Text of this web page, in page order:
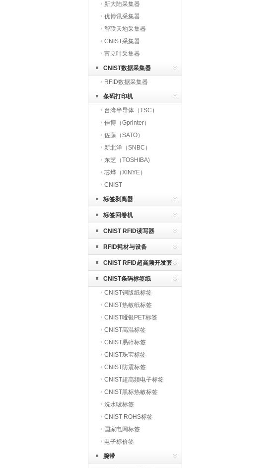
新大陆采集器
优博讯采集器
智联天地采集器
CNIST采集器
富立叶采集器
CNIST数据采集器
RFID数据采集器
条码打印机
台湾半导体（TSC）
佳博（Gprinter）
佐藤（SATO）
新北洋（SNBC）
东芝（TOSHIBA)
芯烨（XINYE）
CNIST
标签剥离器
标签回卷机
CNIST RFID读写器
RFID耗材与设备
CNIST RFID超高频开发套
件
CNIST条码标签纸
CNIST铜版纸标签
CNIST热敏纸标签
CNIST哑银PET标签
CNIST高温标签
CNIST易碎标签
CNIST珠宝标签
CNIST防震标签
CNIST超高频电子标签
CNIST黑标热敏标签
洗水唛标签
CNIST ROHS标签
国家电网标签
电子标价签
腕带